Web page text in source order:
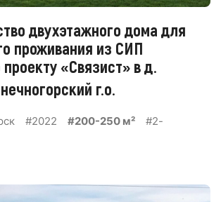
двухэтажного дома для
проживания из СИП
«Связист» в д.
г.о.
#2022 #200-250 м²
#2-